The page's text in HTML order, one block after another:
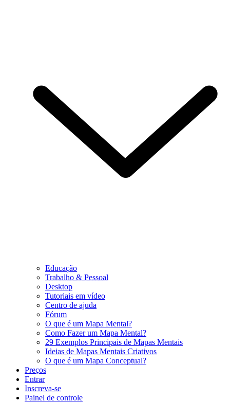
Educação
Trabalho & Pessoal
Desktop
Tutoriais em vídeo
Centro de ajuda
Fórum
O que é um Mapa Mental?
Como Fazer um Mapa Mental?
29 Exemplos Principais de Mapas Mentais
Ideias de Mapas Mentais Criativos
O que é um Mapa Conceptual?
Preços
Entrar
Inscreva-se
Painel de controle